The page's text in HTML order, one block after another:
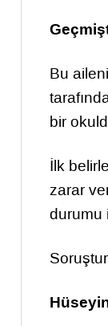
Bu
bir
İlk
zarar
durumu